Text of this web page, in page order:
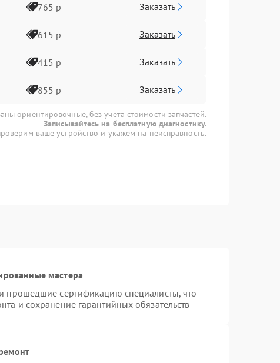
765 р Заказать
615 р Заказать
415 р Заказать
855 р Заказать
ориентировочные, без учета стоимости запчастей.
Записывайтесь на бесплатную диагностику.
ваше устройство и укажем на неисправность.
мастера
прошедшие сертификацию специалисты, что
и сохранение гарантийных обязательств